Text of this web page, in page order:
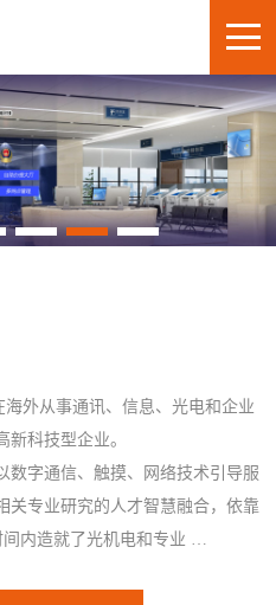
外从事通讯、信息、光电和企业
新科技型企业。
字通信、触摸、网络技术引导服
关专业研究的人才智慧融合，依靠
间内造就了光机电和专业 …